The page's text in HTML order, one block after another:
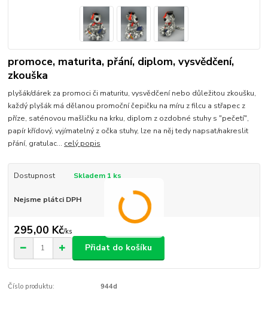
promoce, maturita, přání, diplom, vysvědčení,
zkouška
plyšák/dárek za promoci či maturitu, vysvědčení nebo důležitou zkoušku,
každý plyšák má dělanou promoční čepičku na míru z filcu a střapec z
příze, saténovou mašličku na krku, diplom z ozdobné stuhy s "pečetí",
papír křídový, vyjímatelný z očka stuhy, lze na něj tedy napsat/nakreslit
přání, gratulac... celý popis
Dostupnost Skladem 1 ks
Nejsme plátci DPH
295,00 Kč/ks
Přidat do košíku
Číslo produktu: 944d